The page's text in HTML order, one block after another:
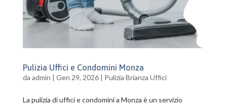
Pulizia Uffici e Condomini Monza
da admin | Gen 29, 2026| Pulizia Brianza Uffici
La pulizia di uffici e condomini a Monza è un servizio